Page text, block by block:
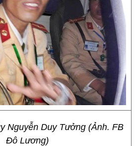
Nguyễn Duy Tưởng (Ảnh. FB
Đô Lương)